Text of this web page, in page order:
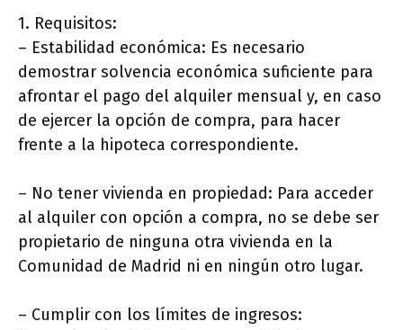
1. Requisitos:
– Estabilidad económica: Es necesario
demostrar solvencia económica suficiente para
afrontar el pago del alquiler mensual y, en caso
de ejercer la opción de compra, para hacer
frente a la hipoteca correspondiente.
– No tener vivienda en propiedad: Para acceder
al alquiler con opción a compra, no se debe ser
propietario de ninguna otra vivienda en la
Comunidad de Madrid ni en ningún otro lugar.
– Cumplir con los límites de ingresos: